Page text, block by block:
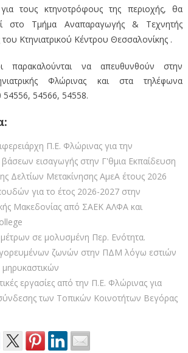
τους κτηνοτρόφους της περιοχής, θα
στο Τμήμα Αναπαραγωγής & Τεχνητής
Κτηνιατρικού Κέντρου Θεσσαλονίκης .
παρακαλούνται να απευθυνθούν στην
Φλώρινας και στα τηλέφωνα
54556, 54566, 54558.
Π.Ε. Φλώρινας για την
εισαγωγής στην Γ'θμια Εκπαίδευση
Δελτίων Μετακίνησης ΑμεΑ έτους 2026
για το έτος 2026-2027 στην
Μακεδονίας από ΣΑEK ΑΛΦΑ και
σε μολυσμένη Περ. Ενότητα.
ζωνών στην ΠΔΜ λόγω εστιών
μηρυκαστικών
εργασίες από την Π.Ε. Φλώρινας για
των Τοπικών Κοινοτήτων Βεγόρας